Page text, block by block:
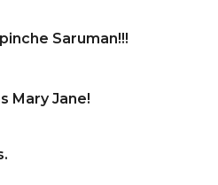
Saruman!!!
Mary Jane!